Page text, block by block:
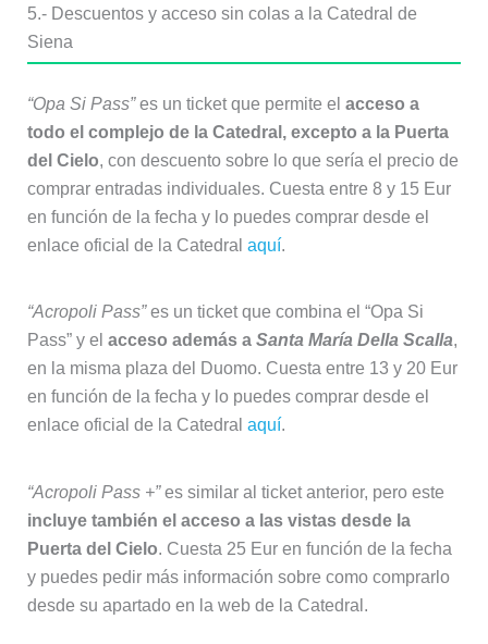
5.- Descuentos y acceso sin colas a la Catedral de
Siena
“Opa Si Pass”es un ticket que permite el acceso a
todo el complejo de la Catedral, excepto a la Puerta
del Cielo, con descuento sobre lo que sería el precio de
comprar entradas individuales. Cuesta entre 8 y 15 Eur
en función de la fecha y lo puedes comprar desde el
enlace oficial de la Catedral aquí.
“Acropoli Pass”es un ticket que combina el “Opa Si
Pass” y el acceso además a Santa María Della Scalla,
en la misma plaza del Duomo. Cuesta entre 13 y 20 Eur
en función de la fecha y lo puedes comprar desde el
enlace oficial de la Catedral aquí.
“Acropoli Pass +”es similar al ticket anterior, pero este
incluye también el acceso a las vistas desde la
Puerta del Cielo. Cuesta 25 Eur en función de la fecha
y puedes pedir más información sobre como comprarlo
desde su apartado en la web de la Catedral.